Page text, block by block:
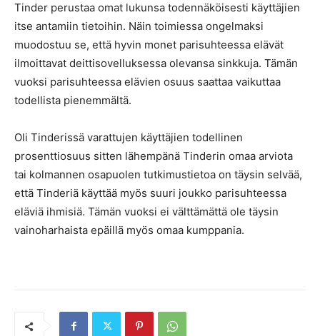
Tinder perustaa omat lukunsa todennäköisesti käyttäjien
itse antamiin tietoihin. Näin toimiessa ongelmaksi
muodostuu se, että hyvin monet parisuhteessa elävät
ilmoittavat deittisovelluksessa olevansa sinkkuja. Tämän
vuoksi parisuhteessa elävien osuus saattaa vaikuttaa
todellista pienemmältä.
Oli Tinderissä varattujen käyttäjien todellinen
prosenttiosuus sitten lähempänä Tinderin omaa arviota
tai kolmannen osapuolen tutkimustietoa on täysin selvää,
että Tinderiä käyttää myös suuri joukko parisuhteessa
eläviä ihmisiä. Tämän vuoksi ei välttämättä ole täysin
vainoharhaista epäillä myös omaa kumppania.